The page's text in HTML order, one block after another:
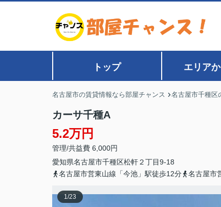
トップ エリア
名古屋市の賃貸情報なら部屋チャンス 名古屋市千種区
カーサ千種A
5.2万円
管理/共益費 6,000円
愛知県名古屋市千種区松軒２丁目9-18
名古屋市営東山線「今池」駅徒歩12分
名古屋市
1/23